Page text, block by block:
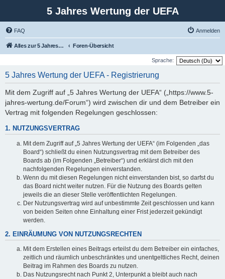
5 Jahres Wertung der UEFA
FAQ Anmelden
Alles zur 5 Jahreswertung / Tabelle der UEFA mit vielen Statistiken. Foren-Übersicht
Sprache:
5 Jahres Wertung der UEFA - Registrierung
Mit dem Zugriff auf „5 Jahres Wertung der UEFA“ („https://www.5-
jahres-wertung.de/Forum“) wird zwischen dir und dem Betreiber ein
Vertrag mit folgenden Regelungen geschlossen:
1. NUTZUNGSVERTRAG
Mit dem Zugriff auf „5 Jahres Wertung der UEFA“ (im Folgenden „das
Board“) schließt du einen Nutzungsvertrag mit dem Betreiber des
Boards ab (im Folgenden „Betreiber“) und erklärst dich mit den
nachfolgenden Regelungen einverstanden.
Wenn du mit diesen Regelungen nicht einverstanden bist, so darfst du
das Board nicht weiter nutzen. Für die Nutzung des Boards gelten
jeweils die an dieser Stelle veröffentlichten Regelungen.
Der Nutzungsvertrag wird auf unbestimmte Zeit geschlossen und kann
von beiden Seiten ohne Einhaltung einer Frist jederzeit gekündigt
werden.
2. EINRÄUMUNG VON NUTZUNGSRECHTEN
Mit dem Erstellen eines Beitrags erteilst du dem Betreiber ein einfaches,
zeitlich und räumlich unbeschränktes und unentgeltliches Recht, deinen
Beitrag im Rahmen des Boards zu nutzen.
Das Nutzungsrecht nach Punkt 2, Unterpunkt a bleibt auch nach